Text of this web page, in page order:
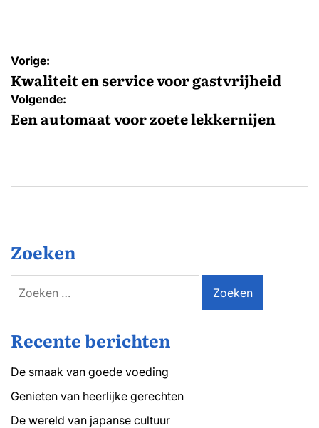
Bericht
navigatie
Vorige:
Kwaliteit en service voor gastvrijheid
Volgende:
Een automaat voor zoete lekkernijen
Zoeken
naar:
Recente berichten
De smaak van goede voeding
Genieten van heerlijke gerechten
De wereld van japanse cultuur